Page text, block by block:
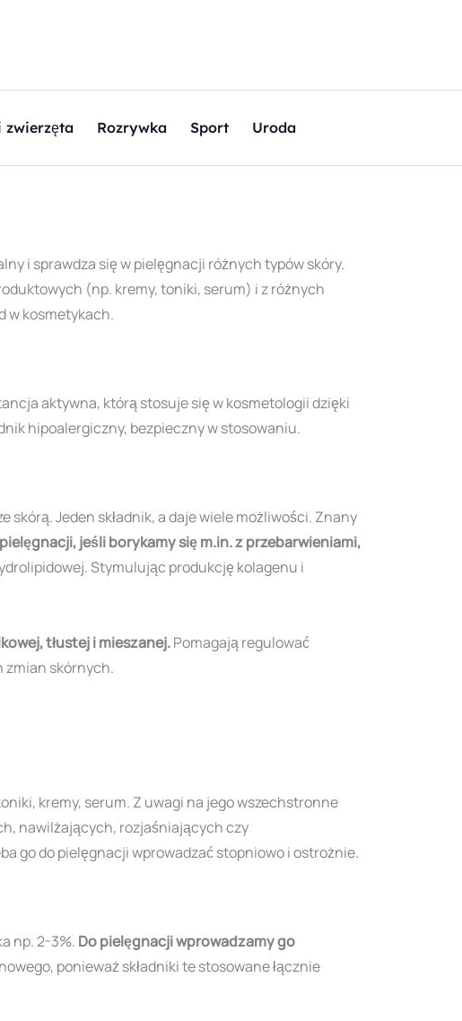
zwierzęta Rozrywka Sport Uroda
i sprawdza się w pielęgnacji różnych typów skóry.
(np. kremy, toniki, serum) i z różnych
w kosmetykach.
aktywna, którą stosuje się w kosmetologii dzięki
hipoalergiczny, bezpieczny w stosowaniu.
Jeden składnik, a daje wiele możliwości. Znany
jeśli borykamy się m.in. z przebarwieniami,
Stymulując produkcję kolagenu i
tłustej i mieszanej.Pomagają regulować
zmian skórnych.
kremy, serum. Z uwagi na jego wszechstronne
nawilżających, rozjaśniających czy
go do pielęgnacji wprowadzać stopniowo i ostrożnie.
np. 2-3%. Do pielęgnacji wprowadzamy go
ponieważ składniki te stosowane łącznie